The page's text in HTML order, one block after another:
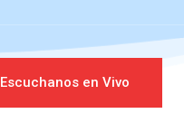
Escuchanos en Vivo